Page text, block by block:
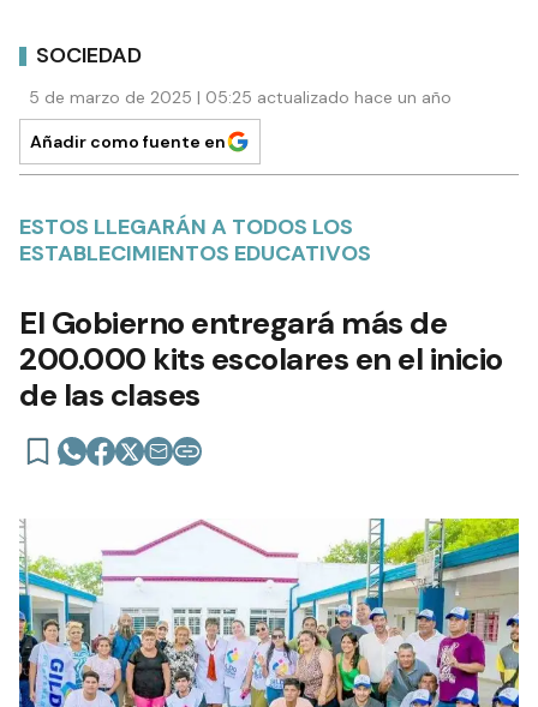
SOCIEDAD
5 de marzo de 2025 | 05:25 actualizado hace un año
Añadir como fuente en
ESTOS LLEGARÁN A TODOS LOS
ESTABLECIMIENTOS EDUCATIVOS
El Gobierno entregará más de
200.000 kits escolares en el inicio
de las clases